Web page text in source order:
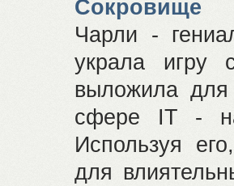
Сокровище
Чарли -
украла игру
выложила для
сфере IT -
Используя
для